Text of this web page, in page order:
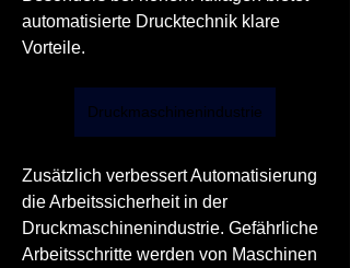
automatisierte Drucktechnik klare
Vorteile.
Druckmaschinenindustrie
Zusätzlich verbessert Automatisierung
die Arbeitssicherheit in der
Druckmaschinenindustrie. Gefährliche
Arbeitsschritte werden von Maschinen
About
Willkommen in der Gruppe! Hier